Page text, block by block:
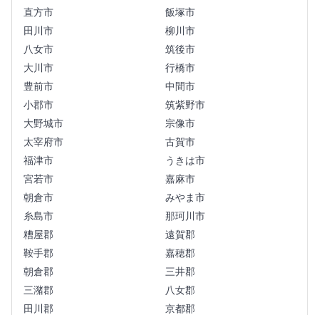
直方市
飯塚市
田川市
柳川市
八女市
筑後市
大川市
行橋市
豊前市
中間市
小郡市
筑紫野市
大野城市
宗像市
太宰府市
古賀市
福津市
うきは市
宮若市
嘉麻市
朝倉市
みやま市
糸島市
那珂川市
糟屋郡
遠賀郡
鞍手郡
嘉穂郡
朝倉郡
三井郡
三潴郡
八女郡
田川郡
京都郡